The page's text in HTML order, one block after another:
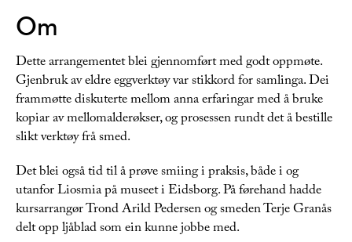
Om
Dette arrangementet blei gjennomført med godt oppmøte.
Gjenbruk av eldre eggverktøy var stikkord for samlinga. Dei
frammøtte diskuterte mellom anna erfaringar med å bruke
kopiar av mellomalderøkser, og prosessen rundt det å bestille
slikt verktøy frå smed.
Det blei også tid til å prøve smiing i praksis, både i og
utanfor Liosmia på museet i Eidsborg. På førehand hadde
kursarrangør Trond Arild Pedersen og smeden Terje Granås
delt opp ljåblad som ein kunne jobbe med.